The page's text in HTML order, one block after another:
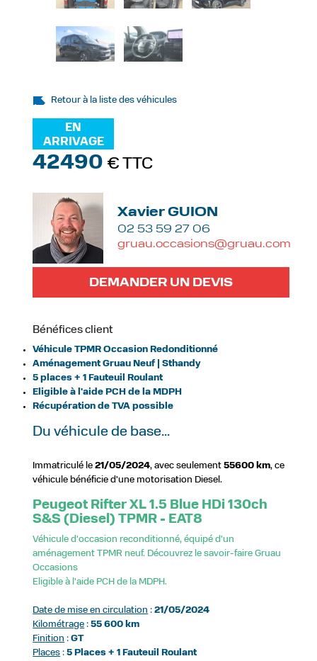
Retour à la liste des véhicules
EN
ARRIVAGE
42490 € TTC
Xavier GUION
02 53 59 27 06
gruau.occasions@gruau.com
DEMANDER UN DEVIS
Bénéfices client
Véhicule TPMR Occasion Redonditionné
Aménagement Gruau Neuf | Sthandy
5 places + 1 Fauteuil Roulant
Eligible à l'aide PCH de la MDPH
Récupération de TVA possible
Du véhicule de base...
Immatriculé le21/05/2024, avec seulement55600 km, ce
véhicule bénéficie d'une motorisation Diesel.
Peugeot Rifter XL 1.5 Blue HDi 130ch
S&S (Diesel) TPMR - EAT8
Véhicule d'occasion reconditionné, équipé d'un
aménagement TPMR neuf. Découvrez le savoir-faire Gruau
Occasions
Eligible à l'aide PCH de la MDPH.
Date de mise en circulation :21/05/2024
Kilométrage : 55 600 km
Finition : GT
Places : 5 Places + 1 Fauteuil Roulant